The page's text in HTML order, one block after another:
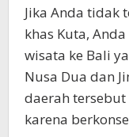
Jika Anda tidak
khas Kuta,
wisata ke Bali
Nusa Dua dan
daerah
karena